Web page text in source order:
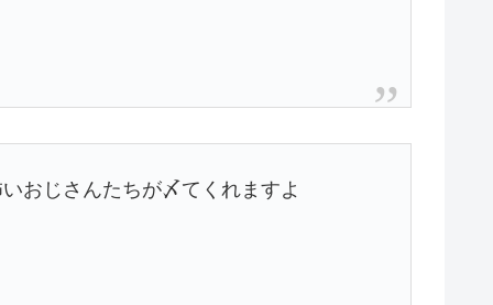
おじさんたちが〆てくれますよ